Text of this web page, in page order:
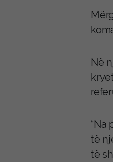
Në
“Na
të
të